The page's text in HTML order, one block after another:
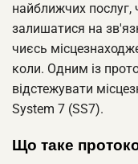
найближчих послуг,
залишатися на
чиєсь
коли. Одним із
відстежувати
System 7 (SS7).
Що таке